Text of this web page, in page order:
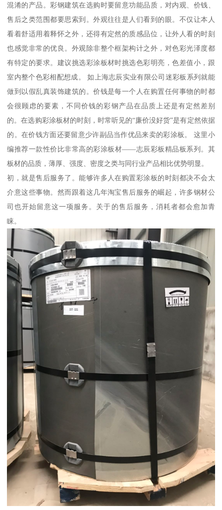
混淆的产品。彩钢建筑在选购时要留意功能品质，对内观、价钱、
售后之类范围都要思索到。外观往往是人们看到的眼。不仅让本人
看着舒适用着释怀之外，还得有定然的质感品位，让外人看的时刻
也感觉非常的优良。外观除非整个框架构计之外，对色彩光泽度都
有特定的要求。建议挑选彩涂板材时挑选色彩明亮，色差值小，跟
室内整个色彩相配想成。 如上海志辰实业有限公司迷彩板系列就能
做到以假乱真装饰建筑的。价钱是每一个人在购置任何事物的时都
会很顾虑的要素，不同价钱的彩钢产品在品质上还是有定然差别
的。在选购彩涂板材的时刻，时常听见的“廉价没好货”是有定然依据
的。在价钱方面还要留意少许副品当作优品来卖的彩涂板。 这里小
编推荐一款性价比非常高的彩涂板材——志辰彩板精品板系列。其
板材的品质，薄厚、强度、密度之类与同行业产品相比优势明显。
初，就是售后服务了。能够许多人在购置彩涂板的时刻都决不会太
介意这些事物。然而跟着这几年淘宝售后服务的崛起，许多钢材公
司也开始留意这一项服务。关于的售后服务，消耗者都会愈加青
睐。